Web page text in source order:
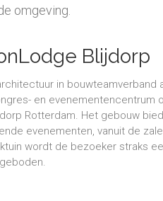
omgeving.
Blijdorp
in bouwteamverband
en evenementencentrum
Rotterdam. Het gebouw
evenementen, vanuit de
wordt de bezoeker straks